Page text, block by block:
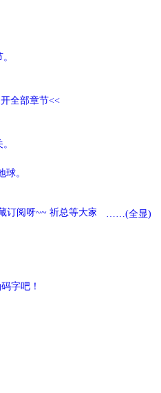
全部章节<<
。
订阅呀~~ 祈总等大家来调戏他
男主无CP，《菩萨不想知道[污
：《做人没必要太正常》~
……(全显)
字吧！